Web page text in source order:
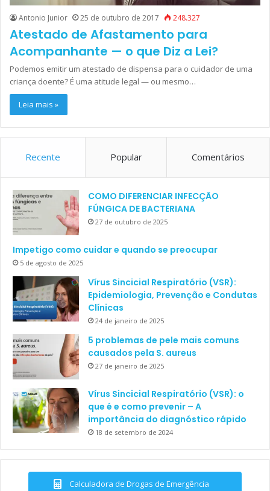
Antonio Junior 25 de outubro de 2017 248.327
Atestado de Afastamento para
Acompanhante — o que Diz a Lei?
Podemos emitir um atestado de dispensa para o cuidador de uma
criança doente? É uma atitude legal — ou mesmo…
Leia mais »
Recente Popular Comentários
COMO DIFERENCIAR INFECÇÃO
FÚNGICA DE BACTERIANA
27 de outubro de 2025
Impetigo como cuidar e quando se preocupar
5 de agosto de 2025
Vírus Sincicial Respiratório (VSR):
Epidemiologia, Prevenção e Condutas
Clínicas
24 de janeiro de 2025
5 problemas de pele mais comuns
causados pela S. aureus
27 de janeiro de 2025
Vírus Sincicial Respiratório (VSR): o
que é e como prevenir – A
importância do diagnóstico rápido
18 de setembro de 2024
Calculadora de Drogas de Emergência